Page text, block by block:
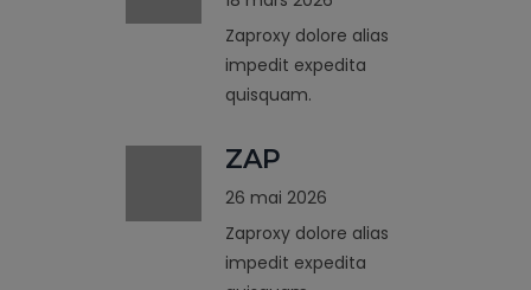
Zaproxy dolore alias
impedit expedita
quisquam.
ZAP
26 mai 2026
Zaproxy dolore alias
impedit expedita